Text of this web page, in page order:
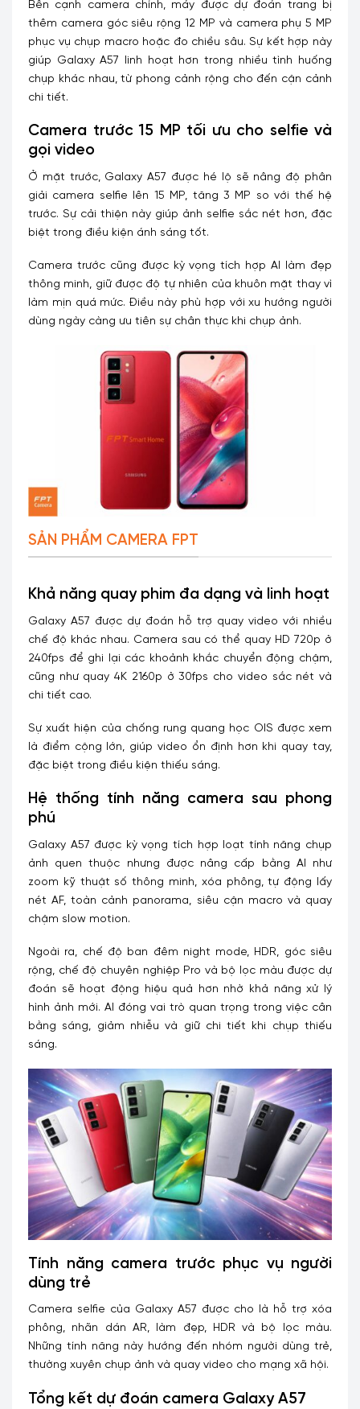
Bên cạnh camera chính, máy được dự đoán trang bị
thêm camera góc siêu rộng 12 MP và camera phụ 5 MP
phục vụ chụp macro hoặc đo chiều sâu. Sự kết hợp này
giúp Galaxy A57 linh hoạt hơn trong nhiều tình huống
chụp khác nhau, từ phong cảnh rộng cho đến cận cảnh
chi tiết.
Camera trước 15 MP tối ưu cho selfie và
gọi video
Ở mặt trước, Galaxy A57 được hé lộ sẽ nâng độ phân
giải camera selfie lên 15 MP, tăng 3 MP so với thế hệ
trước. Sự cải thiện này giúp ảnh selfie sắc nét hơn, đặc
biệt trong điều kiện ánh sáng tốt.
Camera trước cũng được kỳ vọng tích hợp AI làm đẹp
thông minh, giữ được độ tự nhiên của khuôn mặt thay vì
làm mịn quá mức. Điều này phù hợp với xu hướng người
dùng ngày càng ưu tiên sự chân thực khi chụp ảnh.
SẢN PHẨM CAMERA FPT
Khả năng quay phim đa dạng và linh hoạt
Galaxy A57 được dự đoán hỗ trợ quay video với nhiều
chế độ khác nhau. Camera sau có thể quay HD 720p ở
240fps để ghi lại các khoảnh khắc chuyển động chậm,
cũng như quay 4K 2160p ở 30fps cho video sắc nét và
chi tiết cao.
Sự xuất hiện của chống rung quang học OIS được xem
là điểm cộng lớn, giúp video ổn định hơn khi quay tay,
đặc biệt trong điều kiện thiếu sáng.
Hệ thống tính năng camera sau phong
phú
Galaxy A57 được kỳ vọng tích hợp loạt tính năng chụp
ảnh quen thuộc nhưng được nâng cấp bằng AI như
zoom kỹ thuật số thông minh, xóa phông, tự động lấy
nét AF, toàn cảnh panorama, siêu cận macro và quay
chậm slow motion.
Ngoài ra, chế độ ban đêm night mode, HDR, góc siêu
rộng, chế độ chuyên nghiệp Pro và bộ lọc màu được dự
đoán sẽ hoạt động hiệu quả hơn nhờ khả năng xử lý
hình ảnh mới. AI đóng vai trò quan trọng trong việc cân
bằng sáng, giảm nhiễu và giữ chi tiết khi chụp thiếu
sáng.
Tính năng camera trước phục vụ người
dùng trẻ
Camera selfie của Galaxy A57 được cho là hỗ trợ xóa
phông, nhãn dán AR, làm đẹp, HDR và bộ lọc màu.
Những tính năng này hướng đến nhóm người dùng trẻ,
thường xuyên chụp ảnh và quay video cho mạng xã hội.
Tổng kết dự đoán camera Galaxy A57